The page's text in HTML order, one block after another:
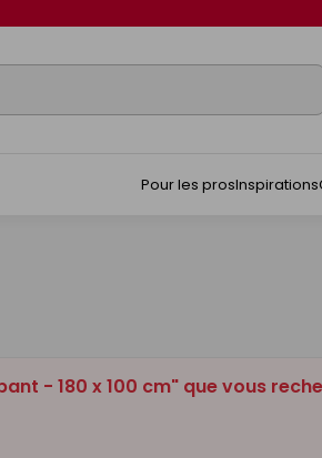
Pour les prosInspirations
- 180 x 100 cm" que vous